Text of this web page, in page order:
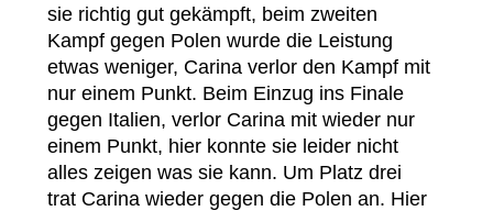
sie richtig gut gekämpft, beim zweiten
Kampf gegen Polen wurde die Leistung
etwas weniger, Carina verlor den Kampf mit
nur einem Punkt. Beim Einzug ins Finale
gegen Italien, verlor Carina mit wieder nur
einem Punkt, hier konnte sie leider nicht
alles zeigen was sie kann. Um Platz drei
trat Carina wieder gegen die Polen an. Hier